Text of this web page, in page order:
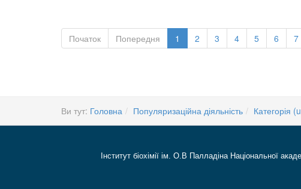
Початок Попередня 1 2 3 4 5 6 7
Ви тут: Головна Популяризаційна діяльність Категорія
Інститут біохімії ім. О.В Палладіна Національної